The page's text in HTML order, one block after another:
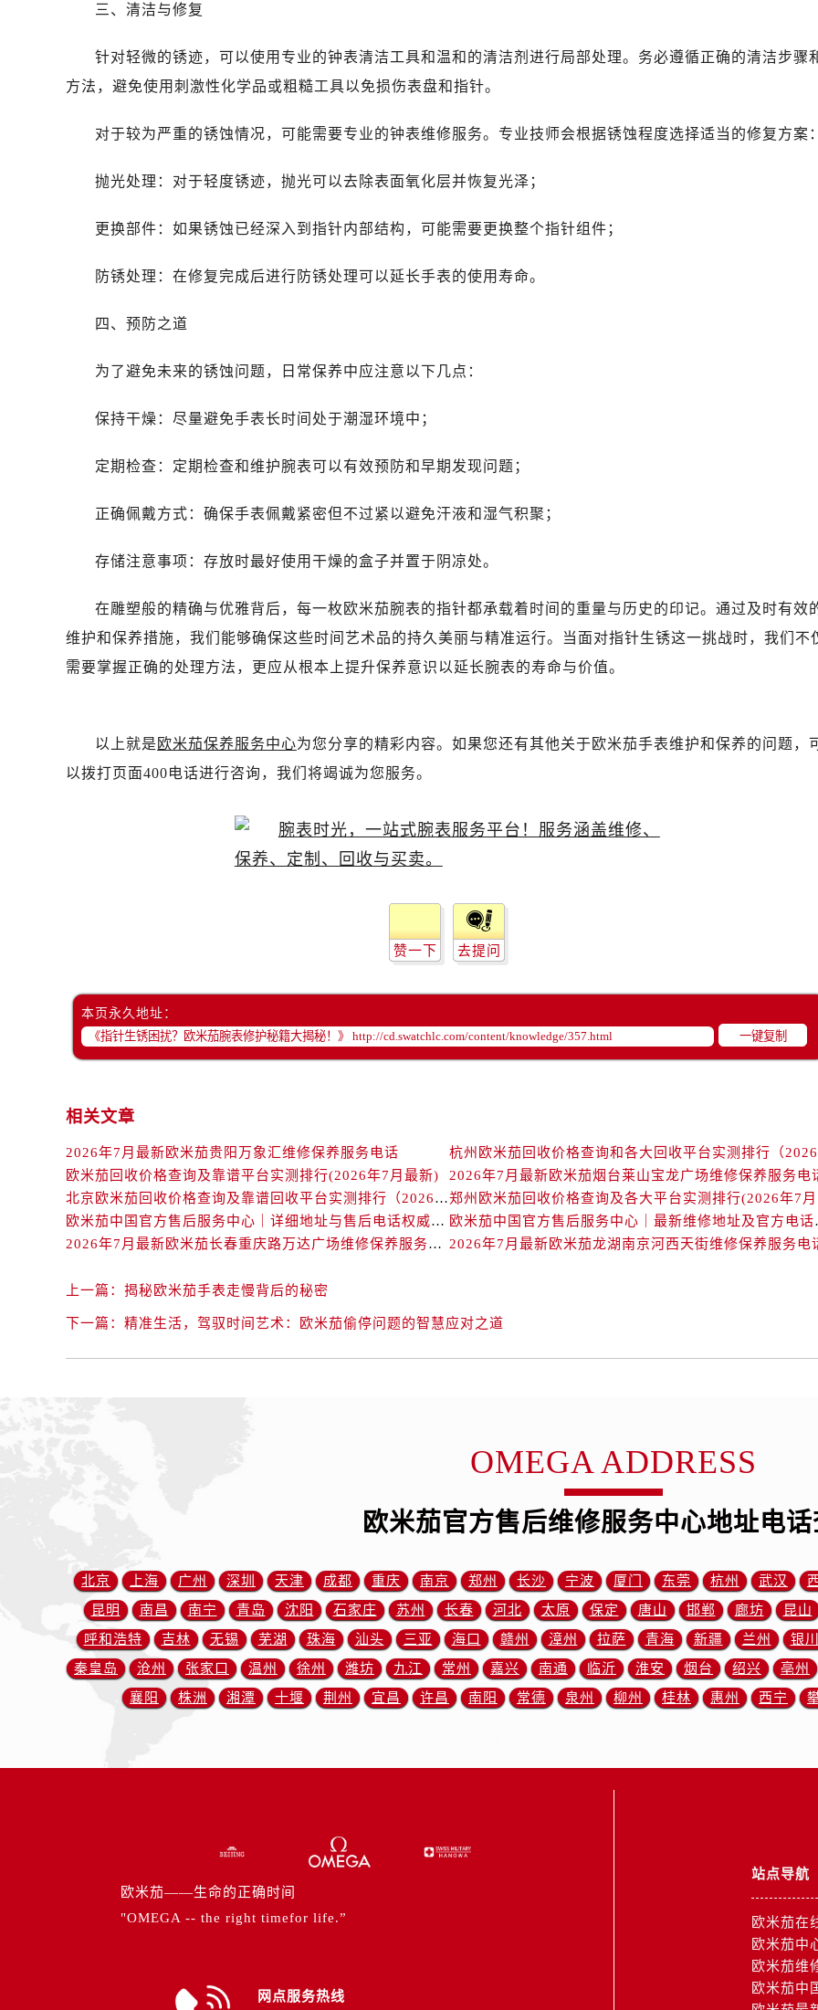
唐山市路南区新华东道100号万达广场写字楼A座10层1002室（需提前预约）
甘肃省兰州市七里河区西津西路16号兰州中心写字楼21层2102室（需提前预约）
黑龙江省大庆市萨尔图区会战大街欧米茄售后服务中心（需提前预约）
黑龙江省黑河市爱辉区中央街欧米茄售后服务中心（需提前预约）
黑龙江省佳木斯市向阳区长安路欧米茄售后服务中心（需提前预约）
黑龙江省七台河市桃山区大同街欧米茄售后服务中心（需提前预约）
黑龙江省双鸭山市尖山区新兴大街欧米茄售后服务中心（需提前预约）
黑龙江省伊春市伊美区通河路欧米茄售后服务中心（需提前预约）
吉林省白城市洮北区明仁南街欧米茄售后服务中心（需提前预约）
吉林省吉林市船营区河南街欧米茄售后服务中心（需提前预约）
吉林省梅河口市新华街道梅河大街欧米茄售后服务中心（需提前预约）
吉林省松原市宁江区五环大街欧米茄售后服务中心（需提前预约）
吉林省通化市东昌区环通乡江南大街欧米茄售后服务中心（需提前预约）
吉林省延边市延吉市解放路欧米茄售后服务中心（需提前预约）
辽宁省朝阳市双塔区新华路欧米茄售后服务中心（需提前预约）
辽宁省丹东市振兴区七经街欧米茄售后服务中心（需提前预约）
辽宁省阜新市海州区解放大街欧米茄售后服务中心（需提前预约）
辽宁省葫芦岛市连山区中央路欧米茄售后服务中心（需提前预约）
辽宁省锦州市古塔区中央大街欧米茄售后服务中心（需提前预约）
辽宁省盘锦市兴隆台区石油大街欧米茄售后服务中心（需提前预约）
辽宁省铁岭市银州区南马路欧米茄售后服务中心（需提前预约）
辽宁省沈阳市沈河区中街路137号亨得利名表维修授权店1楼欧米茄售后服务中心（需提前预约）
北京市朝阳区建国门外大街甲6号华熙国际中心D座11层1102室欧米茄售后服务中心（需提前预约）
内蒙古自治区巴彦淖尔市临河区新华街欧米茄售后服务中心（需提前预约）
内蒙古自治区包头市青山区幸福路甲3号王府井百货名表维修欧米茄售后服务中心（需提前预约）
内蒙古自治区赤峰市红山区哈达街欧米茄售后服务中心（需提前预约）
内蒙古自治区鄂尔多斯市东胜区伊金霍洛街欧米茄售后服务中心（需提前预约）
内蒙古自治区呼伦贝尔市海拉尔区中央街欧米茄售后服务中心（需提前预约）
内蒙古自治区乌海市海勃湾区人民南路欧米茄售后服务中心（需提前预约）
内蒙古自治区乌兰察布市集宁区恩和大街欧米茄售后服务中心（需提前预约）
山西省晋中市榆次区顺城街欧米茄售后服务中心（需提前预约）
山西省吕梁市离石区永宁中路与建设街交叉口欧米茄售后服务中心（需提前预约）
山西省朔州市朔城区怡西路与鄯阳西街交汇处欧米茄售后服务中心（需提前预约）
山西省阳泉市郊区平阳东街与新城大道交叉口欧米茄售后服务中心（需提前预约）
山西省运城市盐湖区河东街欧米茄售后服务中心（需提前预约）
山西省长治市潞州区英雄中路欧米茄售后服务中心（需提前预约）
山西省太原市迎泽区迎泽街道解放路15号亨得利名表维修授权店3楼欧米茄售后服务中心（需提前预
天津市和平区赤峰道136号天津国际金融中心26层2603室欧米茄售后服务中心（需提前预约）
安徽省安庆市迎江区人民路欧米茄售后服务中心（需提前预约）
安徽省阜阳市颍州区颍州北路欧米茄售后服务中心（需提前预约）
安徽省淮北市相山区淮海路欧米茄售后服务中心（需提前预约）
安徽省淮南市田家庵区国庆中路欧米茄售后服务中心（需提前预约）
安徽省黄山市屯溪区黄山西路欧米茄售后服务中心（需提前预约）
安徽省宿州市埇桥区人民中路欧米茄售后服务中心（需提前预约）
三、清洁与修复
针对轻微的锈迹，可以使用专业的钟表清洁工具和温和的清洁剂进行局部处理。务必遵循正确的清洁步骤
方法，避免使用刺激性化学品或粗糙工具以免损伤表盘和指针。
对于较为严重的锈蚀情况，可能需要专业的钟表维修服务。专业技师会根据锈蚀程度选择适当的修复方案：
抛光处理：对于轻度锈迹，抛光可以去除表面氧化层并恢复光泽；
更换部件：如果锈蚀已经深入到指针内部结构，可能需要更换整个指针组件；
防锈处理：在修复完成后进行防锈处理可以延长手表的使用寿命。
四、预防之道
为了避免未来的锈蚀问题，日常保养中应注意以下几点：
保持干燥：尽量避免手表长时间处于潮湿环境中；
定期检查：定期检查和维护腕表可以有效预防和早期发现问题；
正确佩戴方式：确保手表佩戴紧密但不过紧以避免汗液和湿气积聚；
存储注意事项：存放时最好使用干燥的盒子并置于阴凉处。
在雕塑般的精确与优雅背后，每一枚欧米茄腕表的指针都承载着时间的重量与历史的印记。通过及时有效
维护和保养措施，我们能够确保这些时间艺术品的持久美丽与精准运行。当面对指针生锈这一挑战时，我们不
需要掌握正确的处理方法，更应从根本上提升保养意识以延长腕表的寿命与价值。
以上就是 欧米茄保养服务中心为您分享的精彩内容。如果您还有其他关于欧米茄手表维护和保养的问题，
以拨打页面400电话进行咨询，我们将竭诚为您服务。
赞一下 去提问
本页永久地址：
一键复制
相关文章
2026年7月最新欧米茄贵阳万象汇维修保养服务电话
欧米茄回收价格查询及靠谱平台实测排行(2026年7月最新)
2026年7月最新欧米茄烟台莱山宝龙广场维修保养服务电
北京欧米茄回收价格查询及靠谱回收平台实测排行（2026年7月最新数据）
欧米茄中国官方售后服务中心｜详细地址与售后电话权威信息通知（2026年7月最新）
欧米茄中国官
2026年7月最新欧米茄长春重庆路万达广场维修保养服务电话
2026年7月最新欧米茄龙湖南京河西天街维修保养服务电
上一篇： 揭秘欧米茄手表走慢背后的秘密
下一篇： 精准生活，驾驭时间艺术：欧米茄偷停问题的智慧应对之道
OMEGA ADDRESS
欧米茄官方售后维修服务中心地址电
北京 上海 广州 深圳 天津 成都 重庆 南京 郑州 长沙 宁波 厦门 东莞 杭州 武汉
昆明
南昌 南宁 青岛 沈阳 石家庄 苏州 长春 河北 太原 保定 唐山 邯郸 廊坊 昆山
呼和浩特
吉林 无锡 芜湖 珠海 汕头 三亚 海口 赣州 漳州 拉萨 青海 新疆 兰州 银川
秦皇岛
沧州 张家口 温州 徐州 潍坊 九江 常州 嘉兴 南通 临沂 淮安 烟台 绍兴 亳州
襄阳
株洲 湘潭 十堰 荆州 宜昌 许昌 南阳 常德 泉州 柳州 桂林 惠州 西宁
欧米茄——生命的正确时间
"OMEGA -- the right timefor life.”
网点服务热线
站点导航
欧米茄在
欧米茄中
欧米茄维
欧米茄中